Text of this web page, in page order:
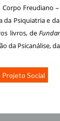
Freudiano –
da Psiquiatria e
livros, de
da Psicanálise,
Projeto Social